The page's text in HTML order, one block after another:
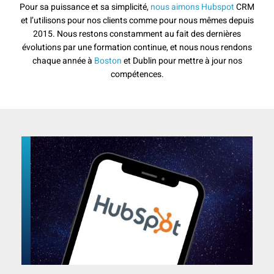
Pour sa puissance et sa simplicité,nous aimons HubspotCRM
et l’utilisons pour nos clients comme pour nous mêmes depuis
2015. Nous restons constamment au fait des dernières
évolutions par une formation continue, et nous nous rendons
chaque année à Bostonet Dublin pour mettre à jour nos
compétences.